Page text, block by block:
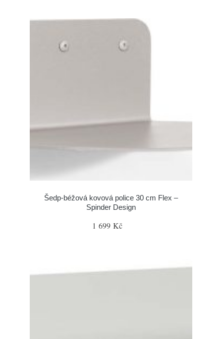
Šedp-béžová kovová police 30 cm Flex –
Spinder Design
1 699 Kč